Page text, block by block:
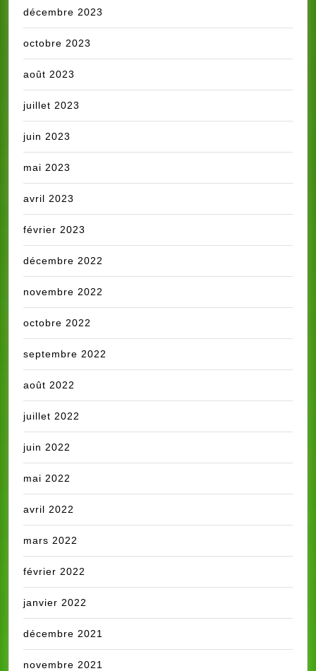
décembre 2023
octobre 2023
août 2023
juillet 2023
juin 2023
mai 2023
avril 2023
février 2023
décembre 2022
novembre 2022
octobre 2022
septembre 2022
août 2022
juillet 2022
juin 2022
mai 2022
avril 2022
mars 2022
février 2022
janvier 2022
décembre 2021
novembre 2021